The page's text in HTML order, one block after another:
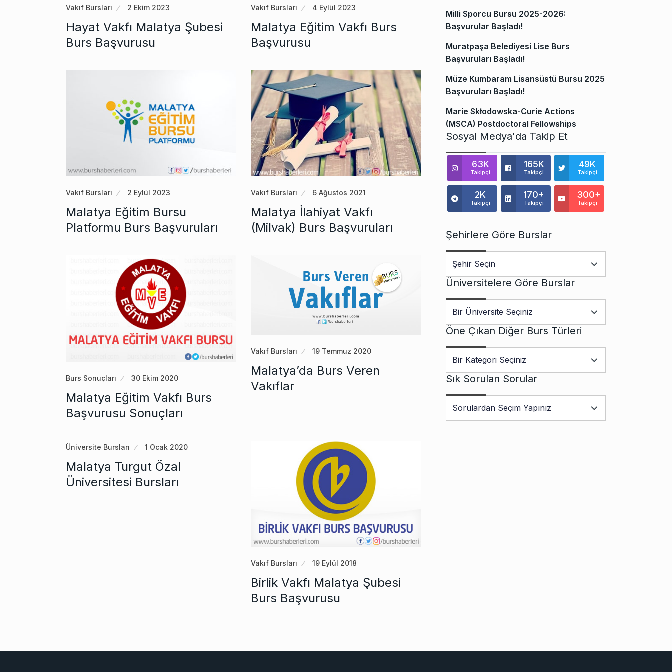
Vakıf Bursları 2 Ekim 2023
Hayat Vakfı Malatya Şubesi
Burs Başvurusu
Vakıf Bursları 4 Eylül 2023
Malatya Eğitim Vakfı Burs
Başvurusu
Vakıf Bursları 2 Eylül 2023
Malatya Eğitim Bursu
Platformu Burs Başvuruları
Vakıf Bursları 6 Ağustos 2021
Malatya İlahiyat Vakfı
(Milvak) Burs Başvuruları
Burs Sonuçları 30 Ekim 2020
Malatya Eğitim Vakfı Burs
Başvurusu Sonuçları
Vakıf Bursları 19 Temmuz 2020
Malatya’da Burs Veren
Vakıflar
Üniversite Bursları 1 Ocak 2020
Malatya Turgut Özal
Üniversitesi Bursları
Vakıf Bursları 19 Eylül 2018
Birlik Vakfı Malatya Şubesi
Burs Başvurusu
Milli Sporcu Bursu 2025-2026:
Başvurular Başladı!
Muratpaşa Belediyesi Lise Burs
Başvuruları Başladı!
Müze Kumbaram Lisansüstü Bursu 2025
Başvuruları Başladı!
Marie Skłodowska-Curie Actions
(MSCA) Postdoctoral Fellowships
Sosyal Medya'da Takip Et
63K
Takipçi
165K
Takipçi
49K
Takipçi
2K
Takipçi
170+
Takipçi
300+
Takipçi
Şehirlere Göre Burslar
Üniversitelere Göre Burslar
Öne Çıkan Diğer Burs Türleri
Sık Sorulan Sorular